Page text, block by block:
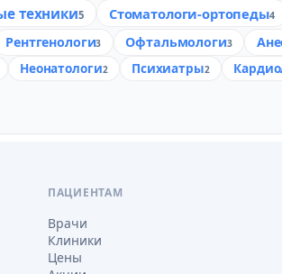
техники5 Стоматологи-ортопеды4
Рентгенологи3 Офтальмологи3
Неонатологи2 Психиатры2
ПАЦИЕНТАМ
Врачи
Клиники
Цены